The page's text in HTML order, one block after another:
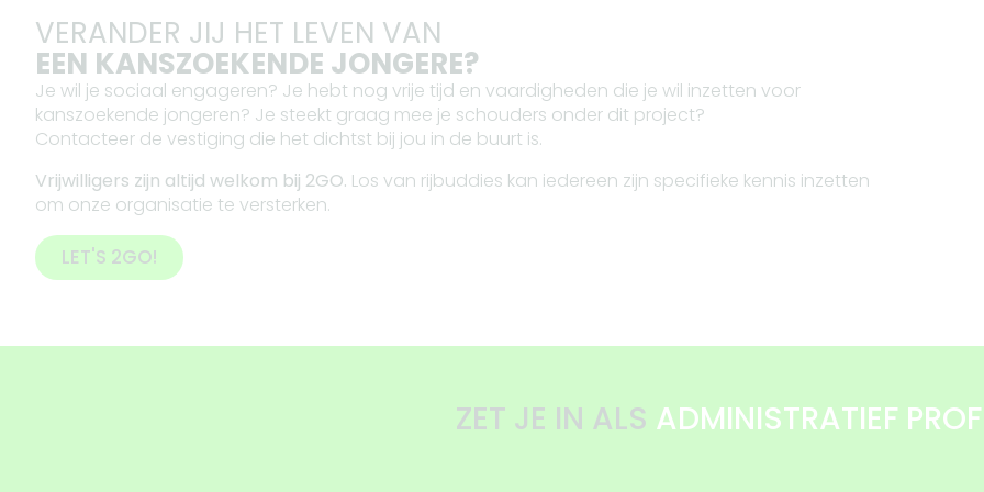
VERANDER JIJ HET LEVEN VAN
EEN KANSZOEKENDE JONGERE?
Je wil je sociaal engageren? Je hebt nog vrije tijd en vaardigheden die je wil inzetten voor
kanszoekende jongeren? Je steekt graag mee je schouders onder dit project?
Contacteer de vestiging die het dichtst bij jou in de buurt is.
Vrijwilligers zijn altijd welkom bij 2GO. Los van rijbuddies kan iedereen zijn specifieke kennis inzetten
om onze organisatie te versterken.
LET'S 2GO!
ZET JE IN ALS COMMUNICATIE